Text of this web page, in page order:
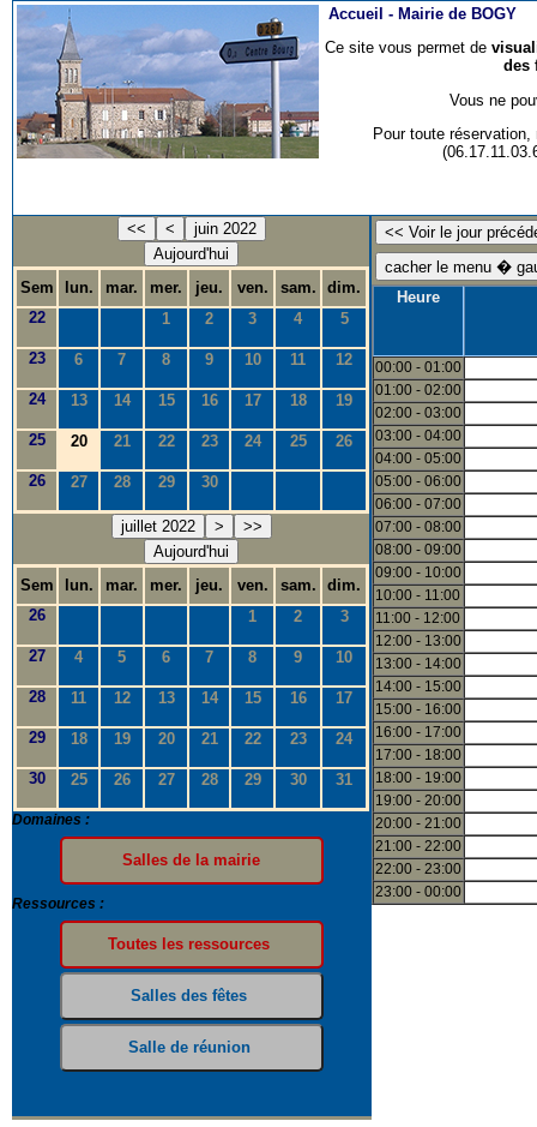
Accueil - Mairie de BOGY
Ce site vous permet de
des
Vous ne
Pour toute
<< <
juin 2022
Aujourd'hui
Sem
lun. mar. mer. jeu. ven. sam.
dim.
22
1 2 3 4 5
23 6 7 8 9 10 11 12
24 13 14 15 16 17 18 19
25 20 21 22 23 24 25 26
26 27 28 29 30
juillet 2022 >
>>
Aujourd'hui
Sem
lun. mar. mer. jeu. ven. sam.
dim.
26
1 2 3
27 4 5 6 7 8 9 10
28 11 12 13 14 15 16 17
29 18 19 20 21 22 23 24
30 25 26 27 28 29 30 31
Domaines :
Ressources :
Heure
00:00 - 01:00
01:00 - 02:00
02:00 - 03:00
03:00 - 04:00
04:00 - 05:00
05:00 - 06:00
06:00 - 07:00
07:00 - 08:00
08:00 - 09:00
09:00 - 10:00
10:00 - 11:00
11:00 - 12:00
12:00 - 13:00
13:00 - 14:00
14:00 - 15:00
15:00 - 16:00
16:00 - 17:00
17:00 - 18:00
18:00 - 19:00
19:00 - 20:00
20:00 - 21:00
21:00 - 22:00
22:00 - 23:00
23:00 - 00:00